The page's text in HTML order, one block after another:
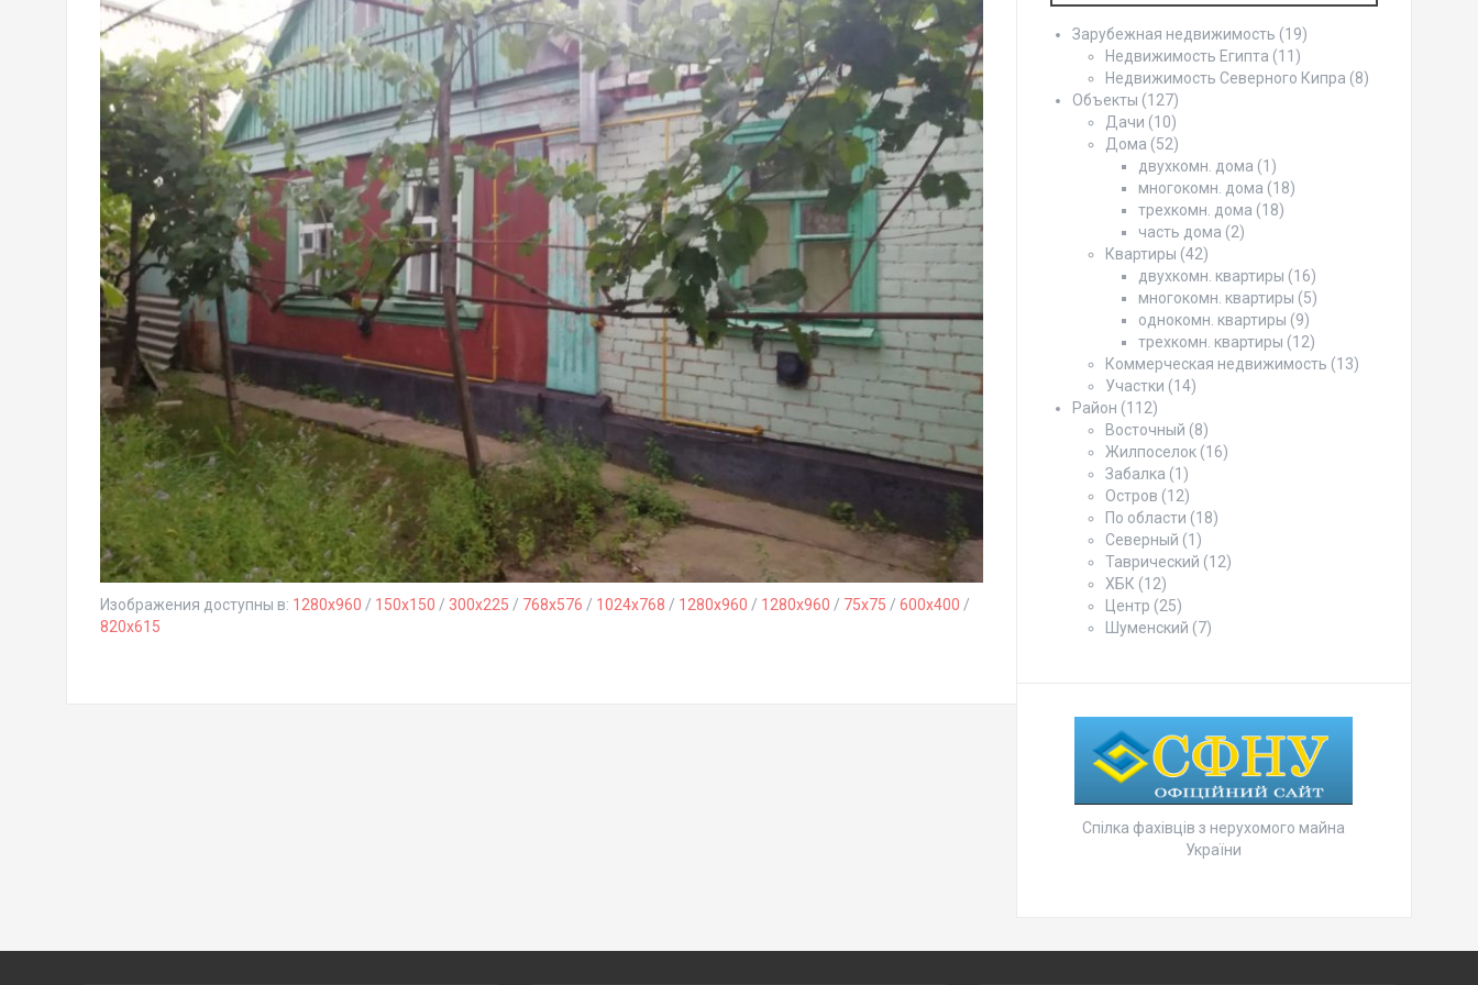
Изображения доступны в: 1280x960 / 150x150 / 300x225 / 768x576 / 1024x768 / 1280x960 / 1280x960 / 75x75 / 600x400 /
820x615
Зарубежная недвижимость (19)
Недвижимость Египта (11)
Недвижимость Северного Кипра (8)
Объекты (127)
Дачи (10)
Дома (52)
двухкомн. дома (1)
многокомн. дома (18)
трехкомн. дома (18)
часть дома (2)
Квартиры (42)
двухкомн. квартиры (16)
многокомн. квартиры (5)
однокомн. квартиры (9)
трехкомн. квартиры (12)
Коммерческая недвижимость (13)
Участки (14)
Район (112)
Восточный (8)
Жилпоселок(16)
Забалка (1)
Остров (12)
По области (18)
Северный (1)
Таврический (12)
ХБК (12)
Центр (25)
Шуменский (7)
Спілка фахівців з нерухомого майна
України